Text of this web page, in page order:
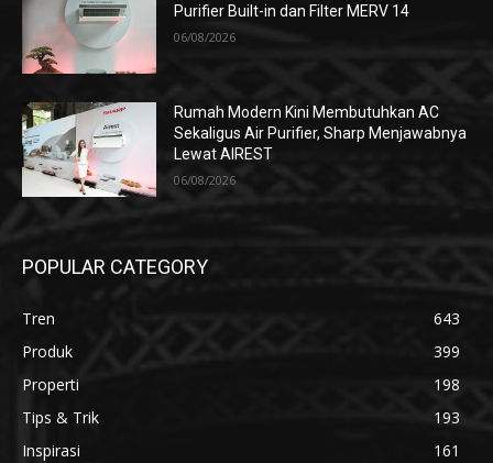
Purifier Built-in dan Filter MERV 14
06/08/2026
Rumah Modern Kini Membutuhkan AC
Sekaligus Air Purifier, Sharp Menjawabnya
Lewat AIREST
06/08/2026
POPULAR CATEGORY
Tren
643
Produk
399
Properti
198
Tips & Trik
193
Inspirasi
161